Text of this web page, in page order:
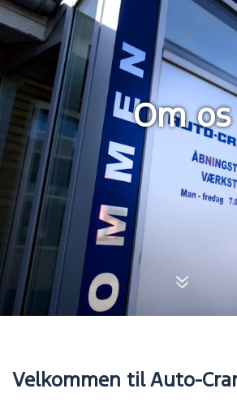
Om os
7
Velkommen til Auto-